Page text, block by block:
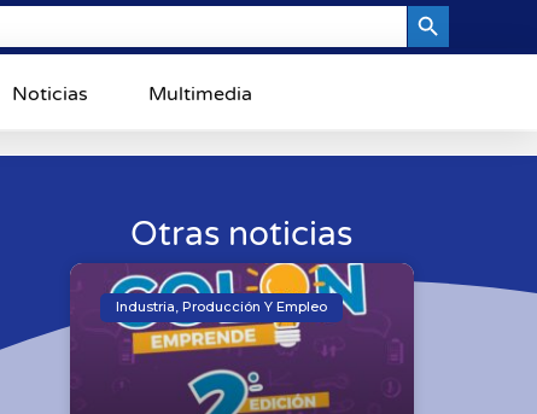
Noticias Multimedia
Otras noticias
Industria, Producción Y Empleo